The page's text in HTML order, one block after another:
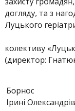
догляду, та з
Луцького
колективу
(директор:
Борнос
Ірині